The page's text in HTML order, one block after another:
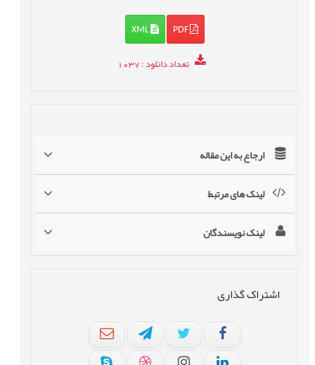
PDF
XML
تعداد دانلود: 1037
ارجاع به این مقاله
لینک های مرتبط
لینک نویسندگان
اشتراک گذاری